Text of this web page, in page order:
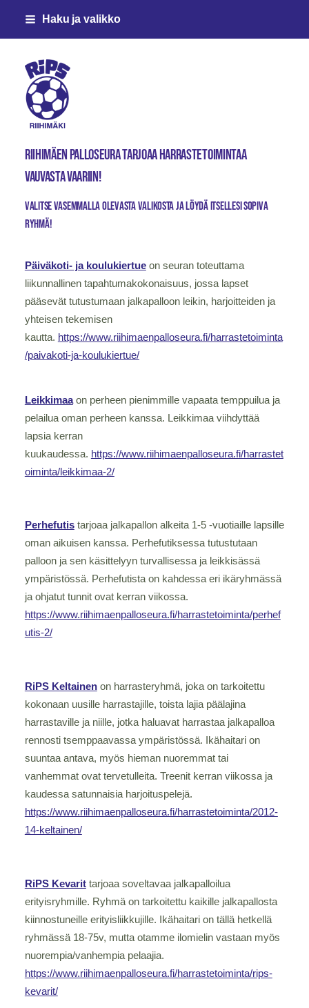
Siirry
Haku ja valikko
Riihimäen Palloseura ry
Riihimäen palloseura tarjoaa harrastetoimintaa
vauvasta vaariin!
Valitse vasemmalla olevasta valikosta ja löydä itsellesi sopiva
ryhmä!
Päiväkoti- ja koulukiertueon seuran toteuttama
liikunnallinen tapahtumakokonaisuus, jossa lapset
pääsevät tutustumaan jalkapalloon leikin, harjoitteiden ja
yhteisen tekemisen
kautta. https://www.riihimaenpalloseura.fi/harrastetoiminta
/paivakoti-ja-koulukiertue/
Leikkimaaon perheen pienimmille vapaata temppuilua ja
pelailua oman perheen kanssa. Leikkimaa viihdyttää
lapsia kerran
kuukaudessa. https://www.riihimaenpalloseura.fi/harrastet
oiminta/leikkimaa-2/
Perhefutistarjoaa jalkapallon alkeita 1-5 -vuotiaille lapsille
oman aikuisen kanssa. Perhefutiksessa tutustutaan
palloon ja sen käsittelyyn turvallisessa ja leikkisässä
ympäristössä. Perhefutista on kahdessa eri ikäryhmässä
ja ohjatut tunnit ovat kerran viikossa.
https://www.riihimaenpalloseura.fi/harrastetoiminta/perhef
utis-2/
RiPS Keltainen on harrasteryhmä, joka on tarkoitettu
kokonaan uusille harrastajille, toista lajia päälajina
harrastaville ja niille, jotka haluavat harrastaa jalkapalloa
rennosti tsemppaavassa ympäristössä. Ikähaitari on
suuntaa antava, myös hieman nuoremmat tai
vanhemmat ovat tervetulleita. Treenit kerran viikossa ja
kaudessa satunnaisia harjoituspelejä.
https://www.riihimaenpalloseura.fi/harrastetoiminta/2012-
14-keltainen/
RiPS Kevarit tarjoaa soveltavaa jalkapalloilua
erityisryhmille. Ryhmä on tarkoitettu kaikille jalkapallosta
kiinnostuneille erityisliikkujille. Ikähaitari on tällä hetkellä
ryhmässä 18-75v, mutta otamme ilomielin vastaan myös
nuorempia/vanhempia pelaajia.
https://www.riihimaenpalloseura.fi/harrastetoiminta/rips-
kevarit/